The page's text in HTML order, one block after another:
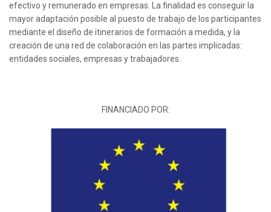
efectivo y remunerado en empresas. La finalidad es conseguir la
mayor adaptación posible al puesto de trabajo de los participantes
mediante el diseño de itinerarios de formación a medida, y la
creación de una red de colaboración en las partes implicadas:
entidades sociales, empresas y trabajadores.
FINANCIADO POR: